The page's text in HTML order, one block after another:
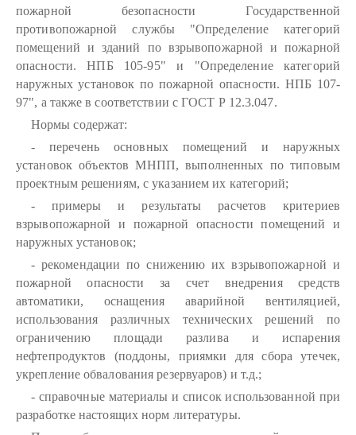
пожарной безопасности Государственной
противопожарной службы "Определение категорий
помещений и зданий по взрывопожарной и пожарной
опасности. НПБ 105-95" и "Определение категорий
наружных установок по пожарной опасности. НПБ 107-
97", а также в соответствии с ГОСТ Р 12.3.047.
Нормы содержат:
- перечень основных помещений и наружных
установок объектов МНПП, выполненных по типовым
проектным решениям, с указанием их категорий;
- примеры и результаты расчетов критериев
взрывопожарной и пожарной опасности помещений и
наружных установок;
- рекомендации по снижению их взрывопожарной и
пожарной опасности за счет внедрения средств
автоматики, оснащения аварийной вентиляцией,
использования различных технических решений по
ограничению площади разлива и испарения
нефтепродуктов (поддоны, приямки для сбора утечек,
укрепление обвалования резервуаров) и т.д.;
- справочные материалы и список использованной при
разработке настоящих норм литературы.